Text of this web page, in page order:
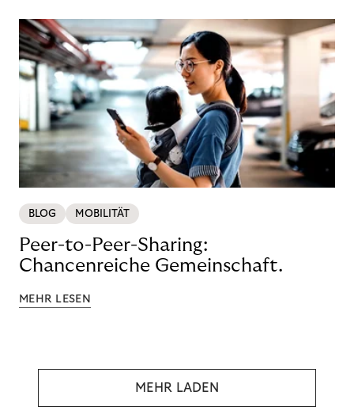
BLOG MOBILITÄT
Peer-to-Peer-Sharing:
Chancenreiche Gemeinschaft.
MEHR LESEN
MEHR LADEN